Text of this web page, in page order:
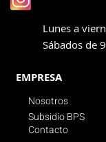
Lunes a
Sábados de
EMPRESA
Nosotros
Subsidio BPS
Contacto